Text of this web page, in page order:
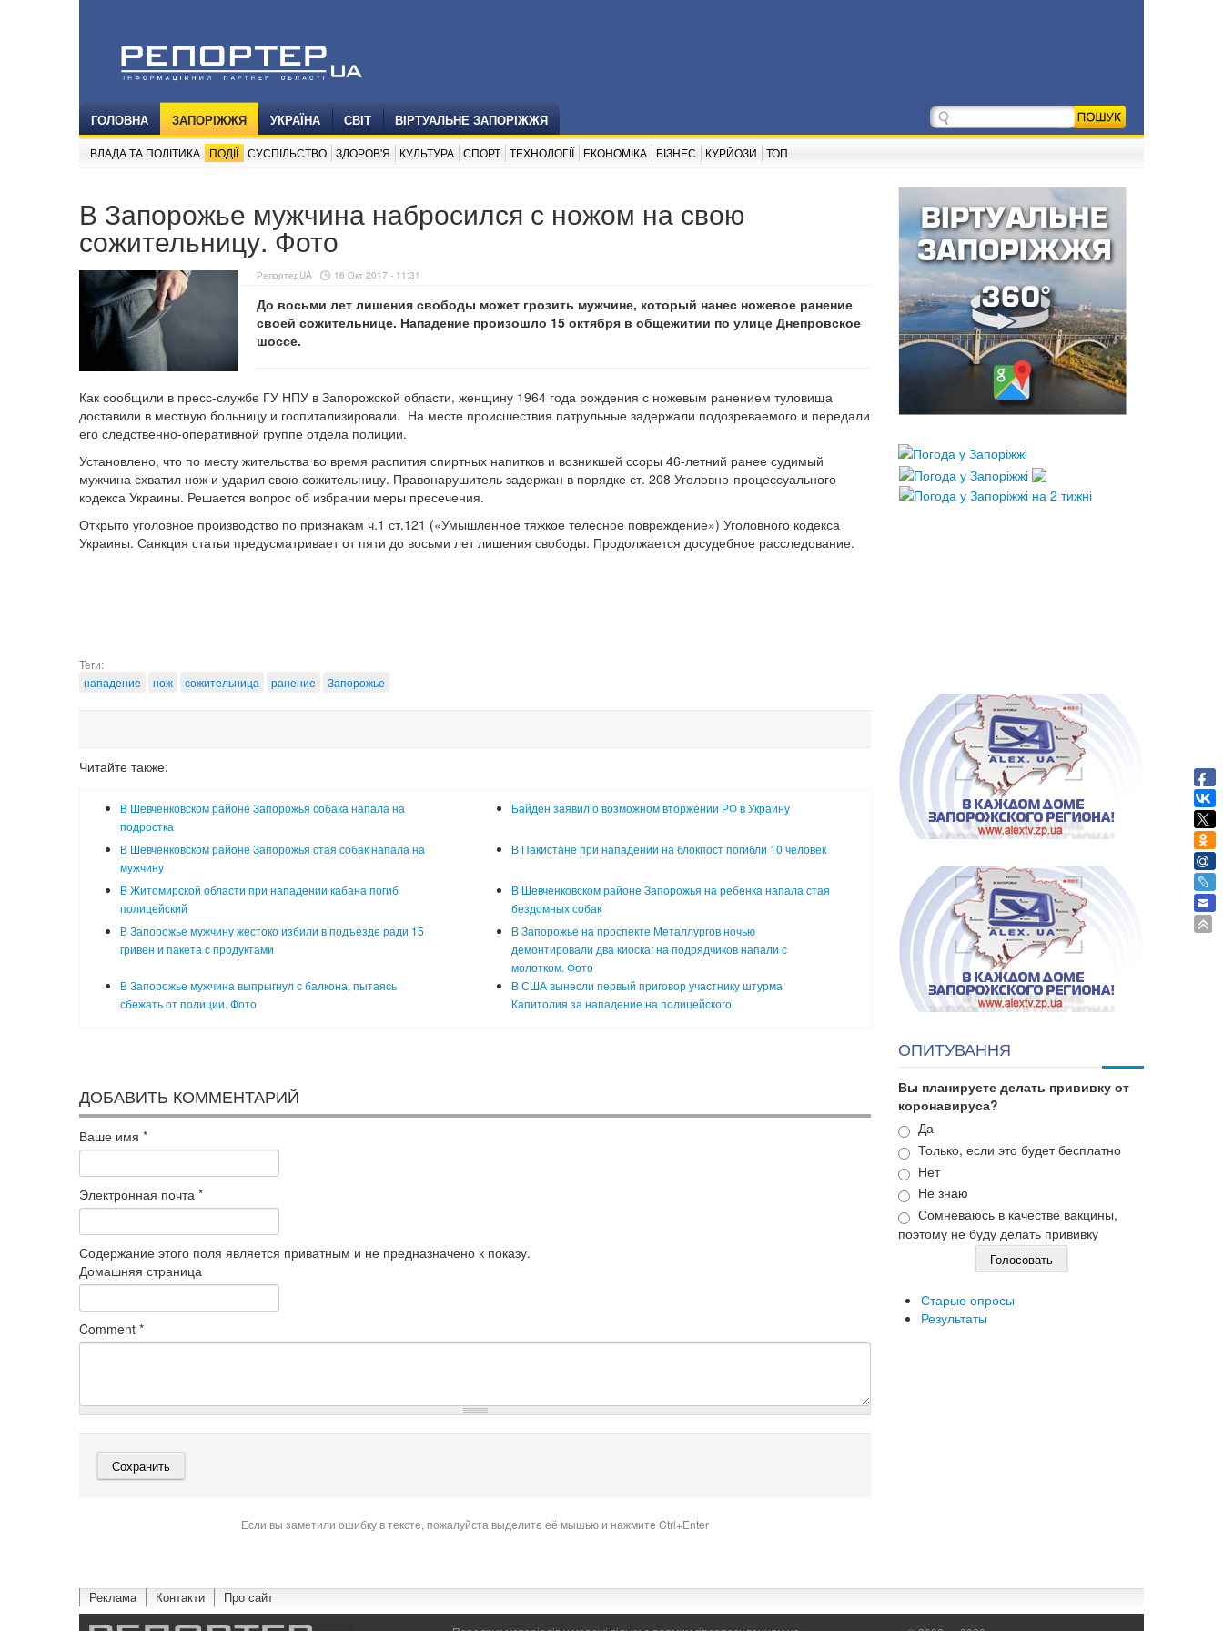
ГОЛОВНА ЗАПОРІЖЖЯ УКРАЇНА СВІТ ВІРТУАЛЬНЕ ЗАПОРІЖЖЯ
ВЛАДА ТА ПОЛІТИКА ПОДІЇ СУСПІЛЬСТВО ЗДОРОВ'Я КУЛЬТУРА СПОРТ ТЕХНОЛОГІЇ ЕКОНОМІКА БІЗНЕС КУРЙОЗИ ТОП
В Запорожье мужчина набросился с ножом на свою
сожительницу. Фото
РепортерUA 16 Окт 2017 - 11:31
До восьми лет лишения свободы может грозить мужчине, который нанес ножевое ранение
своей сожительнице. Нападение произошло 15 октября в общежитии по улице Днепровское
шоссе.
Как сообщили в пресс-службе ГУ НПУ в Запорожской области, женщину 1964 года рождения с ножевым ранением туловища
доставили в местную больницу и госпитализировали. ​ На месте происшествия патрульные задержали подозреваемого и передали
его следственно-оперативной группе отдела полиции.
Установлено, что по месту жительства во время распития спиртных напитков и возникшей ссоры 46-летний ранее судимый
мужчина схватил нож и ударил свою сожительницу. Правонарушитель задержан в порядке ст. 208 Уголовно-процессуального
кодекса Украины. Решается вопрос об избрании меры пресечения.
Открыто уголовное производство по признакам ч.1 ст.121 («Умышленное тяжкое телесное повреждение») Уголовного кодекса
Украины. Санкция статьи предусматривает от пяти до восьми лет лишения свободы. Продолжается досудебное расследование.
Теги:
нападение
нож сожительница ранение Запорожье
Читайте также:
В Шевченковском районе Запорожья собака напала на
подростка
Байден заявил о возможном вторжении РФ в Украину
В Шевченковском районе Запорожья стая собак напала на
мужчину
В Пакистане при нападении на блокпост погибли 10 человек
В Житомирской области при нападении кабана погиб
полицейский
В Шевченковском районе Запорожья на ребенка напала стая
бездомных собак
В Запорожье мужчину жестоко избили в подъезде ради 15
гривен и пакета с продуктами
В Запорожье на проспекте Металлургов ночью
демонтировали два киоска: на подрядчиков напали с
молотком. Фото
В Запорожье мужчина выпрыгнул с балкона, пытаясь
сбежать от полиции. Фото
В США вынесли первый приговор участнику штурма
Капитолия за нападение на полицейского
ДОБАВИТЬ КОММЕНТАРИЙ
Ваше имя *
Электронная почта *
Содержание этого поля является приватным и не предназначено к показу.
Домашняя страница
Comment *
Если вы заметили ошибку в тексте, пожалуйста выделите её мышью и нажмите Ctrl+Enter
ОПИТУВАННЯ
Вы планируете делать прививку от
коронавируса?
Варианты
Да
Только, если это будет бесплатно
Нет
Не знаю
Сомневаюсь в качестве вакцины,
поэтому не буду делать прививку
Старые опросы
Результаты
Реклама Контакти Про сайт